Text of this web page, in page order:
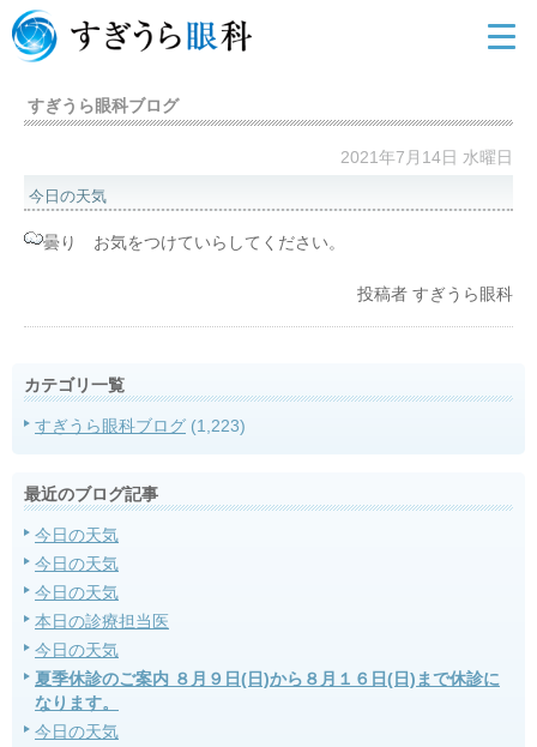
すぎうら眼科ブログ
2021年7月14日 水曜日
今日の天気
曇り お気をつけていらしてください。
投稿者 すぎうら眼科
カテゴリ一覧
すぎうら眼科ブログ (1,223)
最近のブログ記事
今日の天気
今日の天気
今日の天気
本日の診療担当医
今日の天気
夏季休診のご案内 ８月９日(日)から８月１６日(日)まで休診に
なります。
今日の天気